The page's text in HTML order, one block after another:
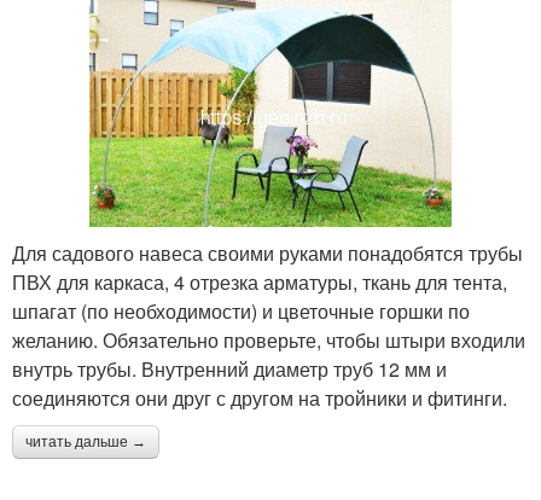
Для садового навеса своими руками понадобятся трубы
ПВХ для каркаса, 4 отрезка арматуры, ткань для тента,
шпагат (по необходимости) и цветочные горшки по
желанию. Обязательно проверьте, чтобы штыри входили
внутрь трубы. Внутренний диаметр труб 12 мм и
соединяются они друг с другом на тройники и фитинги.
читать дальше →